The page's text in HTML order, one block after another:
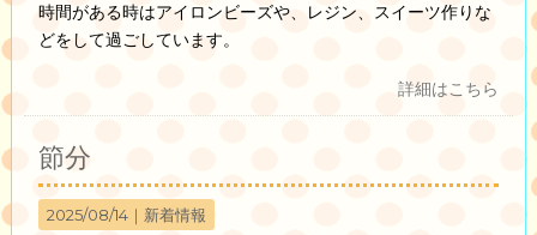
時間がある時はアイロンビーズや、レジン、スイーツ作りな
どをして過ごしています。
詳細はこちら
節分
2025/08/14｜ 新着情報